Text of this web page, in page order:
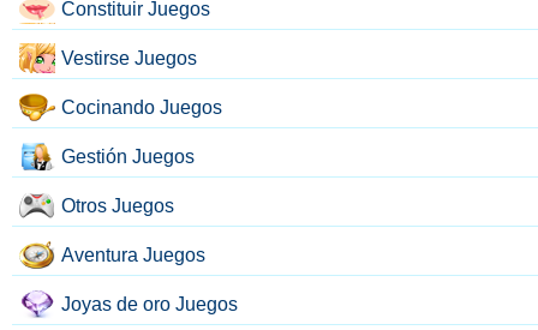
Constituir Juegos
Vestirse Juegos
Cocinando Juegos
Gestión Juegos
Otros Juegos
Aventura Juegos
Joyas de oro Juegos